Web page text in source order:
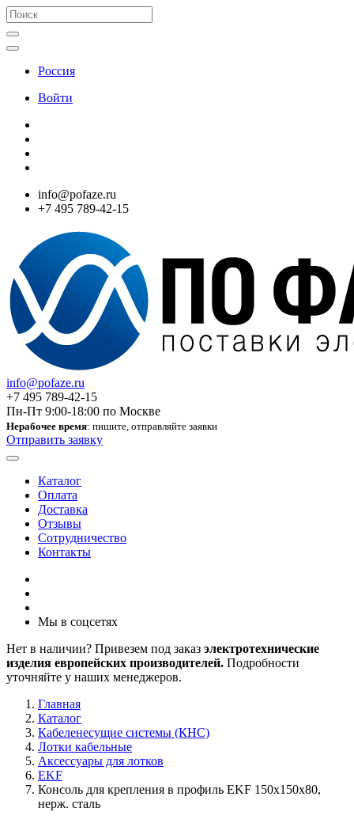
Россия
Войти
info@pofaze.ru
+7 495 789-42-15
info@pofaze.ru
+7 495 789-42-15
Пн-Пт 9:00-18:00 по Москве
Нерабочее время: пишите, отправляйте заявки
Отправить заявку
Каталог
Оплата
Доставка
Отзывы
Сотрудничество
Контакты
Мы в соцсетях
Нет в наличии? Привезем под заказ электротехнические
изделия европейских производителей. Подробности
уточняйте у наших менеджеров.
Главная
Каталог
Кабеленесущие системы (КНС)
Лотки кабельные
Аксессуары для лотков
EKF
Консоль для крепления в профиль EKF 150х150х80,
нерж. сталь